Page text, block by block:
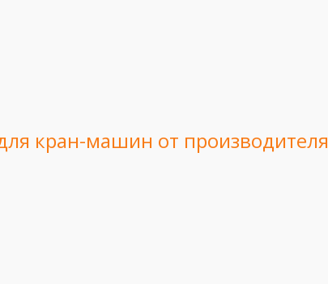
кран-машин от производителя